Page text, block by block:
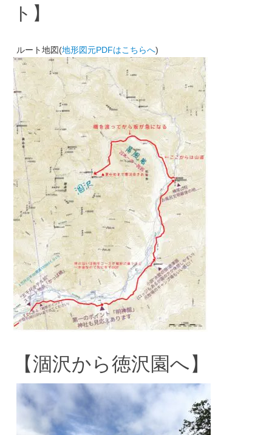
ト】
ルート地図(地形図元PDFはこちらへ)
【涸沢から徳沢園へ】